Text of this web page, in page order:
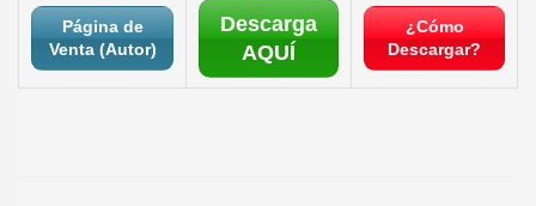
Página de
Venta (Autor)
Descarga
AQUÍ
¿Cómo
Descargar?